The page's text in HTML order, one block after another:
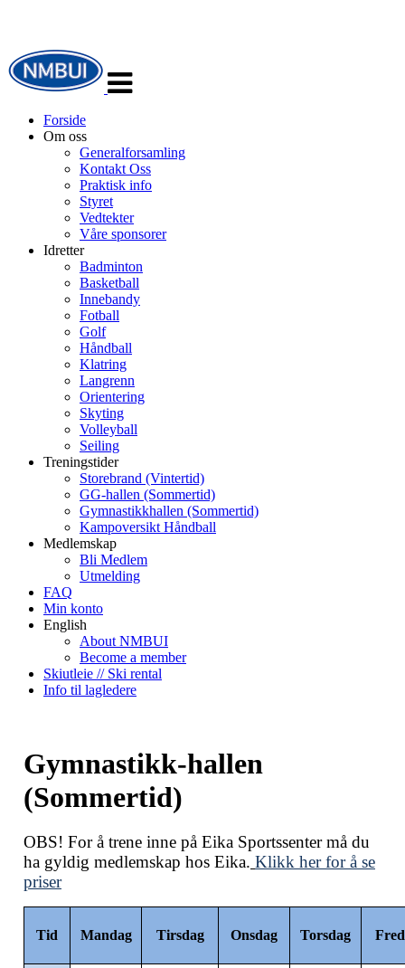
navigasjon
Forside
Om oss
Generalforsamling
Kontakt Oss
Praktisk info
Styret
Vedtekter
Våre sponsorer
Idretter
Badminton
Basketball
Innebandy
Fotball
Golf
Håndball
Klatring
Langrenn
Orientering
Skyting
Volleyball
Seiling
Treningstider
Storebrand (Vintertid)
GG-hallen (Sommertid)
Gymnastikkhallen (Sommertid)
Kampoversikt Håndball
Medlemskap
Bli Medlem
Utmelding
FAQ
Min konto
English
About NMBUI
Become a member
Skiutleie // Ski rental
Info til lagledere
Gymnastikk-hallen
(Sommertid)
OBS! For å trene inne på Eika Sportssenter må du
ha gyldig medlemskap hos Eika. Klikk her for å se
priser
Tid Mandag Tirsdag Onsdag Torsdag